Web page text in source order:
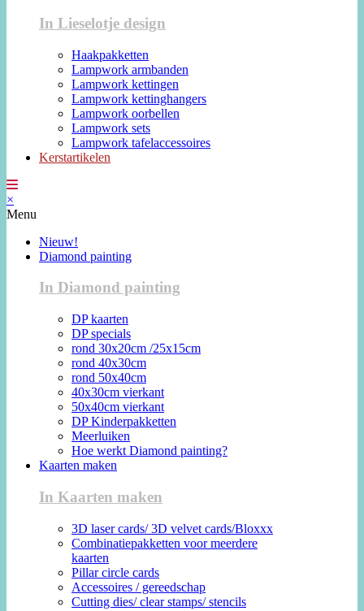
In Lieselotje design
Haakpakketten
Lampwork armbanden
Lampwork kettingen
Lampwork kettinghangers
Lampwork oorbellen
Lampwork sets
Lampwork tafelaccessoires
Kerstartikelen
×
Menu
Nieuw!
Diamond painting
In Diamond painting
DP kaarten
DP specials
rond 30x20cm /25x15cm
rond 40x30cm
rond 50x40cm
40x30cm vierkant
50x40cm vierkant
DP Kinderpakketten
Meerluiken
Hoe werkt Diamond painting?
Kaarten maken
In Kaarten maken
3D laser cards/ 3D velvet cards/Bloxxx
Combinatiepakketten voor meerdere
kaarten
Pillar circle cards
Accessoires / gereedschap
Cutting dies/ clear stamps/ stencils